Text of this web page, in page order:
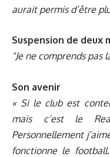
aurait permis d’être
Suspension de deux
"Je ne comprends pas
Son avenir
« Si le club est
mais c’est le
Personnellement
fonctionne le